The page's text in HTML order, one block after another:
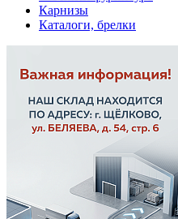
Карнизы
Каталоги, брелки